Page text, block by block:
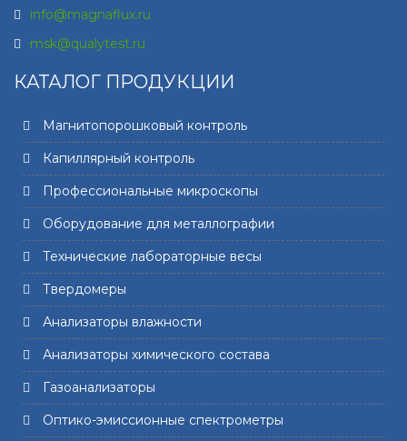
info@magnaflux.ru
msk@qualytest.ru
КАТАЛОГ ПРОДУКЦИИ
Магнитопорошковый контроль
Капиллярный контроль
Профессиональные микроскопы
Оборудование для металлографии
Технические лабораторные весы
Твердомеры
Анализаторы влажности
Анализаторы химического состава
Газоанализаторы
Оптико-эмиссионные спектрометры